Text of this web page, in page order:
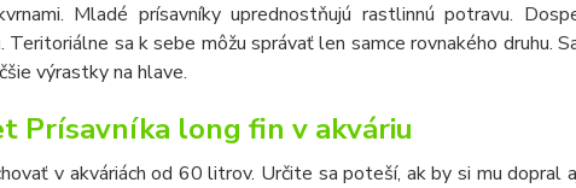
Mladé prísavníky uprednostňujú rastlinnú potravu.
Teritoriálne sa k sebe môžu správať len samce rovnakého druhu.
výrastky na hlave.
Prísavníka long fin v akváriu
v akváriách od 60 litrov. Určite sa poteší, ak by si mu dopral